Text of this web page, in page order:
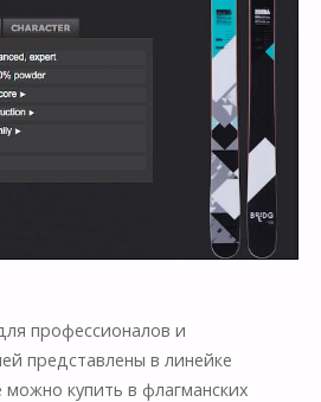
профессионалов и
представлены в линейке
можно купить в флагманских